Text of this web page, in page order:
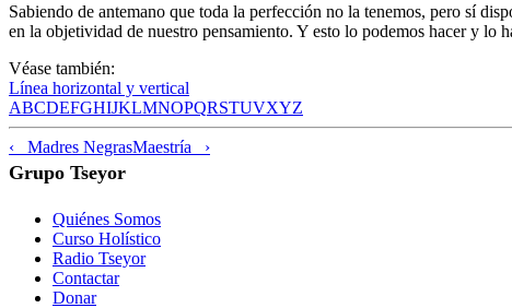
Sabiendo de antemano que toda la perfección no la tenemos, pero sí
en la objetividad de nuestro pensamiento. Y esto lo podemos hacer y
Véase también:
Línea horizontal y vertical
ABCDEFGHIJKLMNOPQRSTUVXYZ
‹ Madres NegrasMaestría ›
Grupo Tseyor
Quiénes Somos
Curso Holístico
Radio Tseyor
Contactar
Donar